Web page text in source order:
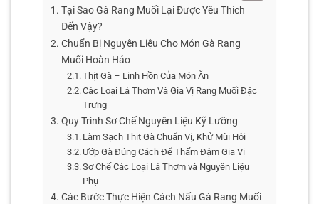
Tại Sao Gà Rang Muối Lại Được Yêu Thích
Đến Vậy?
Chuẩn Bị Nguyên Liệu Cho Món Gà Rang
Muối Hoàn Hảo
Thịt Gà – Linh Hồn Của Món Ăn
Các Loại Lá Thơm Và Gia Vị Rang Muối Đặc
Trưng
Quy Trình Sơ Chế Nguyên Liệu Kỹ Lưỡng
Làm Sạch Thịt Gà Chuẩn Vị, Khử Mùi Hôi
Ướp Gà Đúng Cách Để Thấm Đậm Gia Vị
Sơ Chế Các Loại Lá Thơm và Nguyên Liệu
Phụ
Các Bước Thực Hiện Cách Nấu Gà Rang Muối